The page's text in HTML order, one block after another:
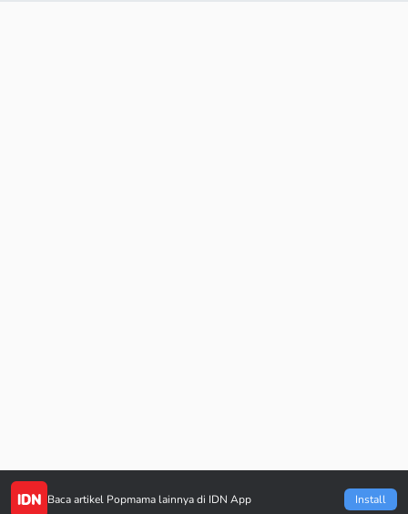
Baca artikel Popmama lainnya di IDN App Install